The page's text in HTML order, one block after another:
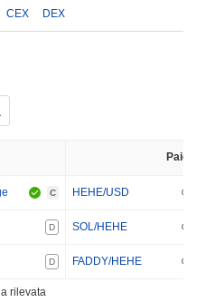
CEX DEX
Paio
C HEHE/USD
D SOL/HEHE
D FADDY/HEHE
rilevata